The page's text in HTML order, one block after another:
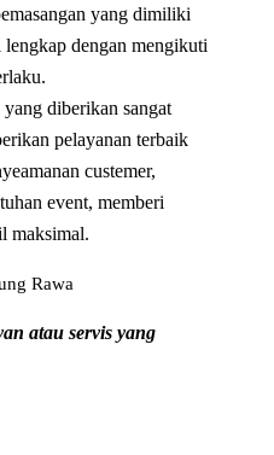
yang dimiliki
dengan mengikuti
diberikan sangat
pelayanan terbaik
custemer,
event, memberi
maksimal.
atau servis yang